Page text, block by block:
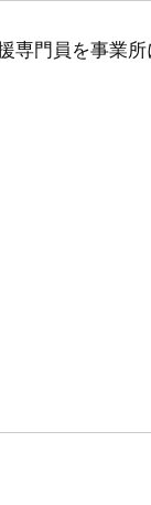
専門員を事業所